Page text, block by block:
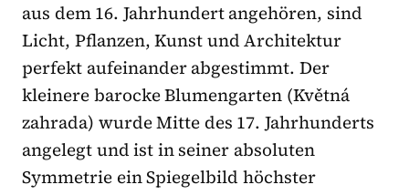
aus dem 16. Jahrhundert angehören, sind
Licht, Pflanzen, Kunst und Architektur
perfekt aufeinander abgestimmt. Der
kleinere barocke Blumengarten (Květná
zahrada) wurde Mitte des 17. Jahrhunderts
angelegt und ist in seiner absoluten
Symmetrie ein Spiegelbild höchster